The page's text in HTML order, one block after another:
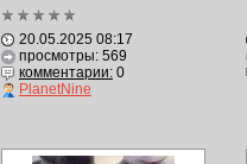
20.05.2025 08:17
просмотры: 569
комментарии:0
PlanetNine